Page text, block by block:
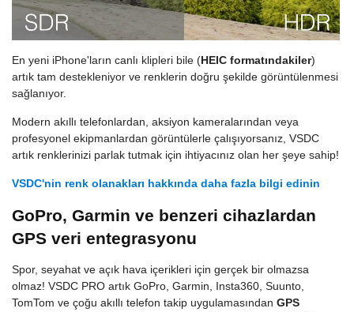
En yeni iPhone'ların canlı klipleri bile (HEIC formatındakiler)
artık tam destekleniyor ve renklerin doğru şekilde görüntülenmesi
sağlanıyor.
Modern akıllı telefonlardan, aksiyon kameralarından veya
profesyonel ekipmanlardan görüntülerle çalışıyorsanız, VSDC
artık renklerinizi parlak tutmak için ihtiyacınız olan her şeye sahip!
VSDC'nin renk olanakları hakkında daha fazla bilgi edinin
GoPro, Garmin ve benzeri cihazlardan
GPS veri entegrasyonu
Spor, seyahat ve açık hava içerikleri için gerçek bir olmazsa
olmaz! VSDC PRO artık GoPro, Garmin, Insta360, Suunto,
TomTom ve çoğu akıllı telefon takip uygulamasından GPS